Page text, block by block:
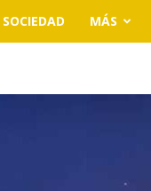
SOCIEDAD MÁS